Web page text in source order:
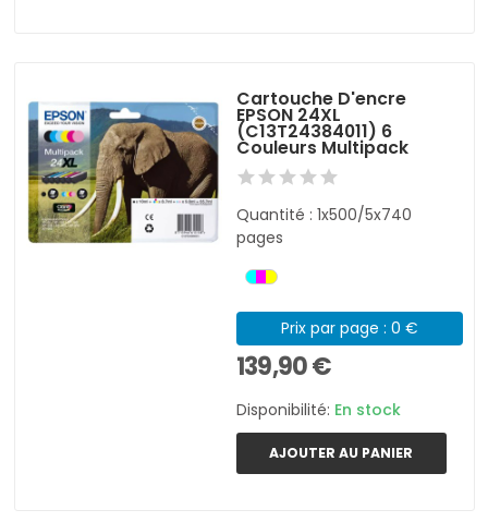
Cartouche D'encre
EPSON 24XL
(C13T24384011) 6
Couleurs Multipack
Quantité : 1x500/5x740
pages
Prix par page : 0 €
139,90 €
Disponibilité: En stock
AJOUTER AU PANIER